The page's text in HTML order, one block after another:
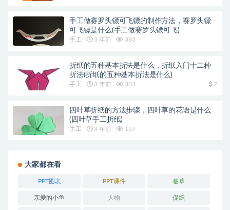
手工做赛罗头镖可飞镖的制作方法，赛罗头镖
可飞镖是什么(手工做赛罗头镖可飞)
手工 3 年前 383
折纸的五种基本折法是什么，折纸入门十二种
折法(折纸的五种基本折法是什么)
手工 3 年前 333 2
四叶草折纸的方法步骤，四叶草的花语是什么
(四叶草手工折纸)
手工 3 年前 157
大家都在看
PPT图表 PPT课件 临摹
亲爱的小鱼 人物 促织